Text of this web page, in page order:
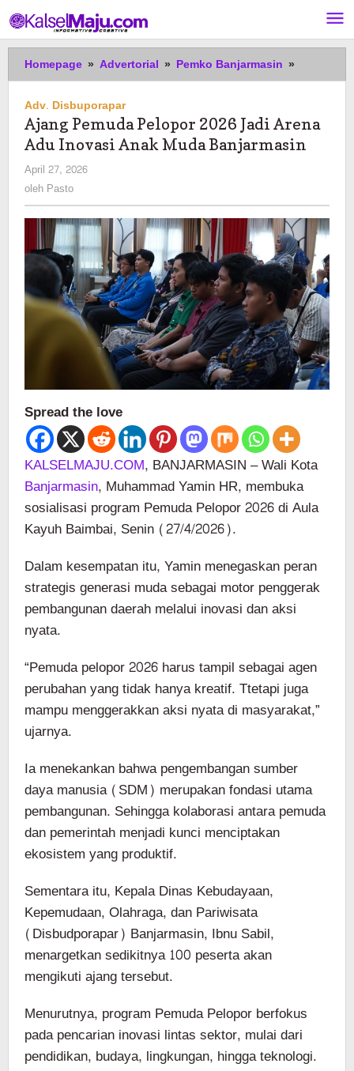
ke
konten
Homepage » Advertorial » Pemko Banjarmasin »
Pemuda
Jadi
Arena
Muda
Adv. Disbuporapar
Ajang Pemuda Pelopor 2026 Jadi Arena
Adu Inovasi Anak Muda Banjarmasin
April 27, 2026
oleh Pasto
Spread the love
KALSELMAJU.COM, BANJARMASIN – Wali Kota
Banjarmasin, Muhammad Yamin HR, membuka
sosialisasi program Pemuda Pelopor 2026 di Aula
Kayuh Baimbai, Senin (27/4/2026).
Dalam kesempatan itu, Yamin menegaskan peran
strategis generasi muda sebagai motor penggerak
pembangunan daerah melalui inovasi dan aksi
nyata.
“Pemuda pelopor 2026 harus tampil sebagai agen
perubahan yang tidak hanya kreatif. Ttetapi juga
mampu menggerakkan aksi nyata di masyarakat,”
ujarnya.
Ia menekankan bahwa pengembangan sumber
daya manusia (SDM) merupakan fondasi utama
pembangunan. Sehingga kolaborasi antara pemuda
dan pemerintah menjadi kunci menciptakan
ekosistem yang produktif.
Sementara itu, Kepala Dinas Kebudayaan,
Kepemudaan, Olahraga, dan Pariwisata
(Disbudporapar) Banjarmasin, Ibnu Sabil,
menargetkan sedikitnya 100 peserta akan
mengikuti ajang tersebut.
Menurutnya, program Pemuda Pelopor berfokus
pada pencarian inovasi lintas sektor, mulai dari
pendidikan, budaya, lingkungan, hingga teknologi.